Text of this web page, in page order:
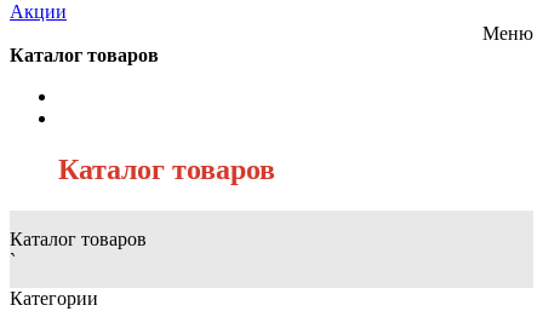
Акции
Меню
Каталог товаров
Каталог товаров
Каталог товаров
`
Категории